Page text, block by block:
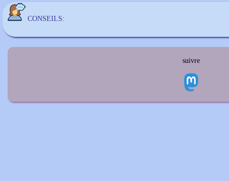
CONSEILS:
suivre